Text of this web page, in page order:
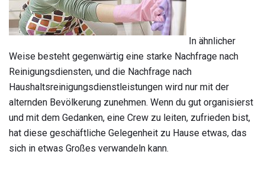
In ähnlicher
Weise besteht gegenwärtig eine starke Nachfrage nach
Reinigungsdiensten, und die Nachfrage nach
Haushaltsreinigungsdienstleistungen wird nur mit der
alternden Bevölkerung zunehmen. Wenn du gut organisierst
und mit dem Gedanken, eine Crew zu leiten, zufrieden bist,
hat diese geschäftliche Gelegenheit zu Hause etwas, das
sich in etwas Großes verwandeln kann.